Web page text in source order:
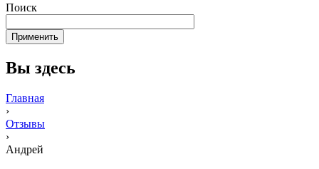
Поиск
Вы здесь
Главная
›
Отзывы
›
Андрей